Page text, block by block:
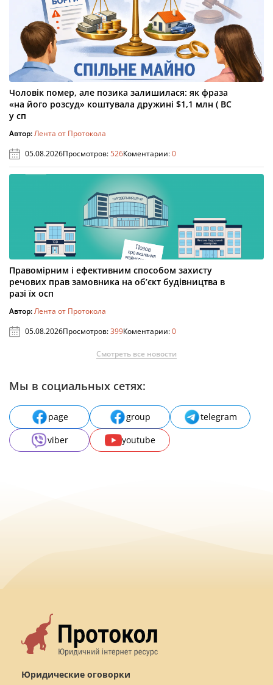
Чоловік помер, але позика залишилася: як фраза
«на його розсуд» коштувала дружині $1,1 млн ( ВС
у сп
Автор:Лента от Протокола
05.08.2026Просмотров:526Коментарии:0
Правомірним і ефективним способом захисту
речових прав замовника на об’єкт будівництва в
разі їх осп
Автор:Лента от Протокола
05.08.2026Просмотров:399Коментарии:0
Смотреть все новости
Мы в социальных сетях:
page group
telegram
viber
youtube
Юридические оговорки